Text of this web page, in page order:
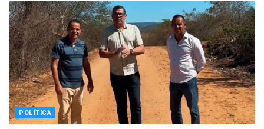
POLÍTICA